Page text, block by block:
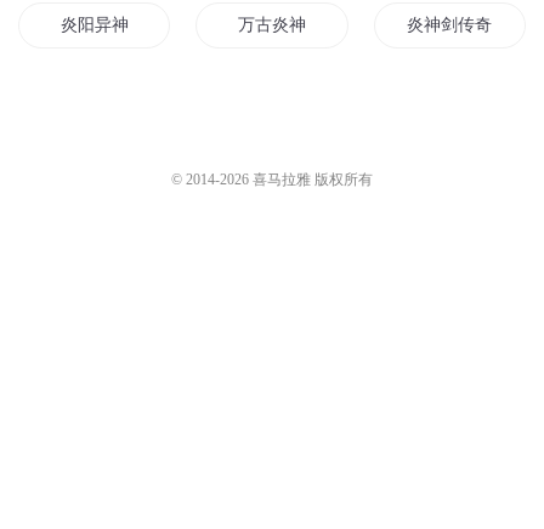
炎阳异神 万古炎神 炎神剑传奇
© 2014-2026 喜马拉雅 版权所有